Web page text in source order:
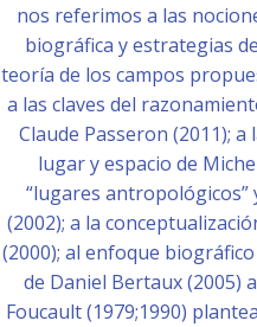
nos referimos a las
biográfica y estrategias
teoría de los campos
a las claves del
Claude Passeron (2011);
lugar y espacio de
“lugares antropológicos”
(2002); a la
(2000); al enfoque
de Daniel Bertaux (2005)
Foucault (1979;1990)